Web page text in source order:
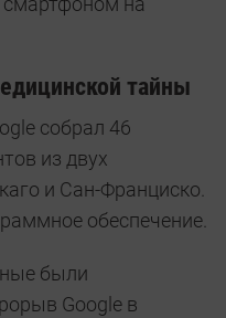
тайны
собрал 46
из двух
и Сан-Франциско.
обеспечение.
были
Google в